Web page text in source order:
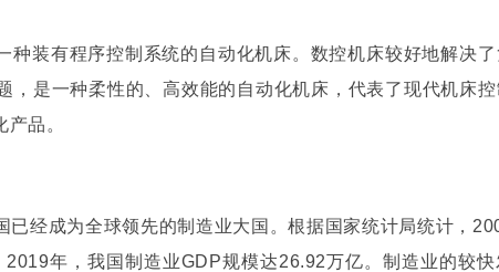
种装有程序控制系统的自动化机床。数控机床较好地解决
，是一种柔性的、高效能的自动化机床，代表了现代机床
品。
已经成为全球领先的制造业大国。根据国家统计局统计，
年，我国制造业GDP规模达26.92万亿。制造业的较快